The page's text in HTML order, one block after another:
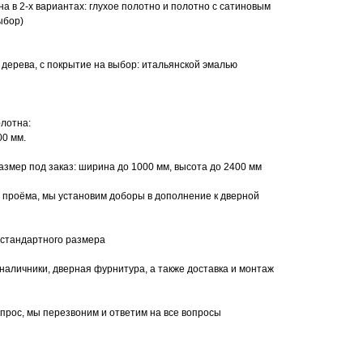
в 2-х вариантах: глухое полотно и полотно с сатиновым
с покрытие на выбор: итальянской эмалью
мм.
под заказ: ширина до 1000 мм, высота до 2400 мм
мы установим доборы в дополнение к дверной
размера
дверная фурнитура, а также доставка и монтаж
мы перезвоним и ответим на все вопросы